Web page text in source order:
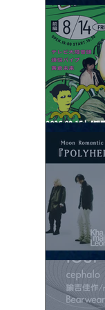
2026.08.13 |【観
2026.08.15 |【観
2026.08.15 |【観